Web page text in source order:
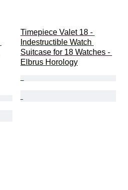
Timepiece Valet 18 -
Indestructible Watch
Suitcase for 18 Watches -
Elbrus Horology